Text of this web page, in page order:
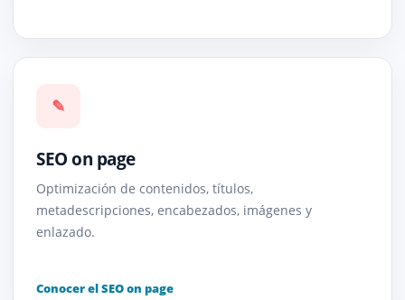
✎
SEO on page
Optimización de contenidos, títulos,
metadescripciones, encabezados, imágenes y
enlazado.
Conocer el SEO on page